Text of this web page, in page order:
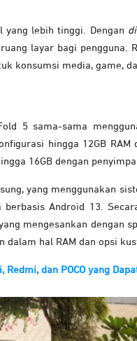
yang lebih tinggi. Dengan
layar bagi pengguna.
konsumsi media, game,
5 sama-sama
hingga 12GB
16GB dengan
yang menggunakan
berbasis Android 13.
mengesankan dengan
dalam hal RAM dan opsi
dan POCO yang